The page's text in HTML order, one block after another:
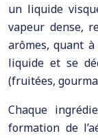
un liquide
vapeur dense,
arômes, quant
liquide et se
(fruitées,
Chaque
formation de